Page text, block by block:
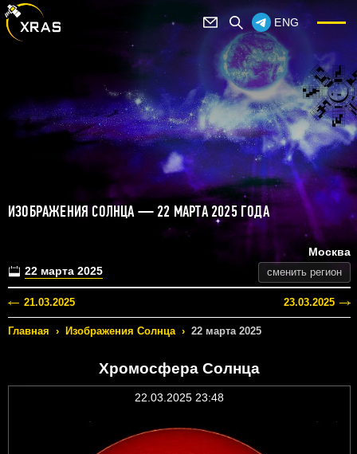
ENG
ИЗОБРАЖЕНИЯ СОЛНЦА — 22 МАРТА 2025 ГОДА
22 марта 2025
Москва
сменить регион
21.03.2025 23.03.2025
Главная › Изображения Солнца › 22 марта 2025
Хромосфера Солнца
22.03.2025 23:48